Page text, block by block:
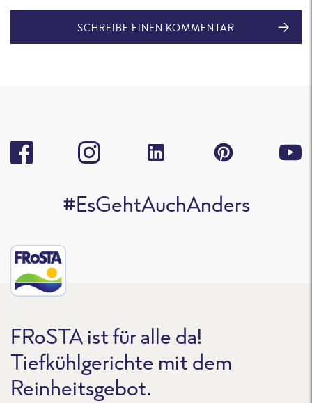
SCHREIBE EINEN KOMMENTAR
#EsGehtAuchAnders
FRoSTA ist für alle da!
Tiefkühlgerichte mit dem
Reinheitsgebot.